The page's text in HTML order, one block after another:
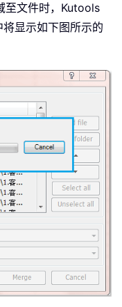
至文件时，Kutools
显示如下图所示的